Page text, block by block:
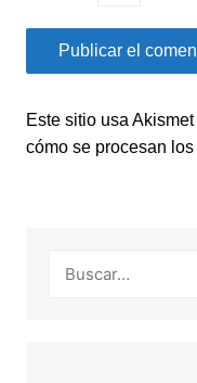
Este sitio usa
cómo se procesan